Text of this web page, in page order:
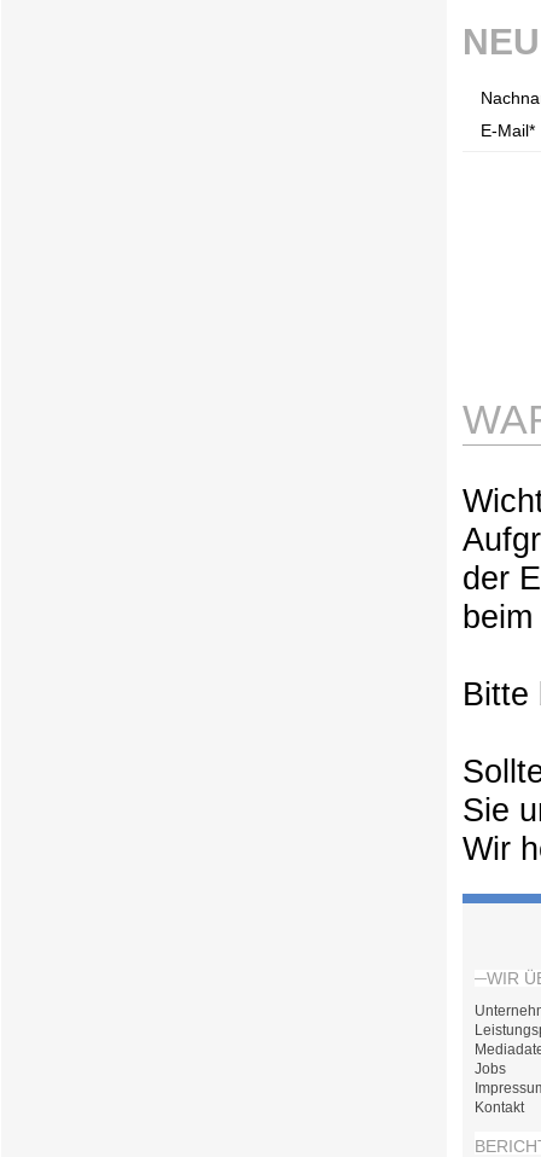
E-Mail*
der
Bitte
Sie
Wir
WIR
Jobs
Kontakt